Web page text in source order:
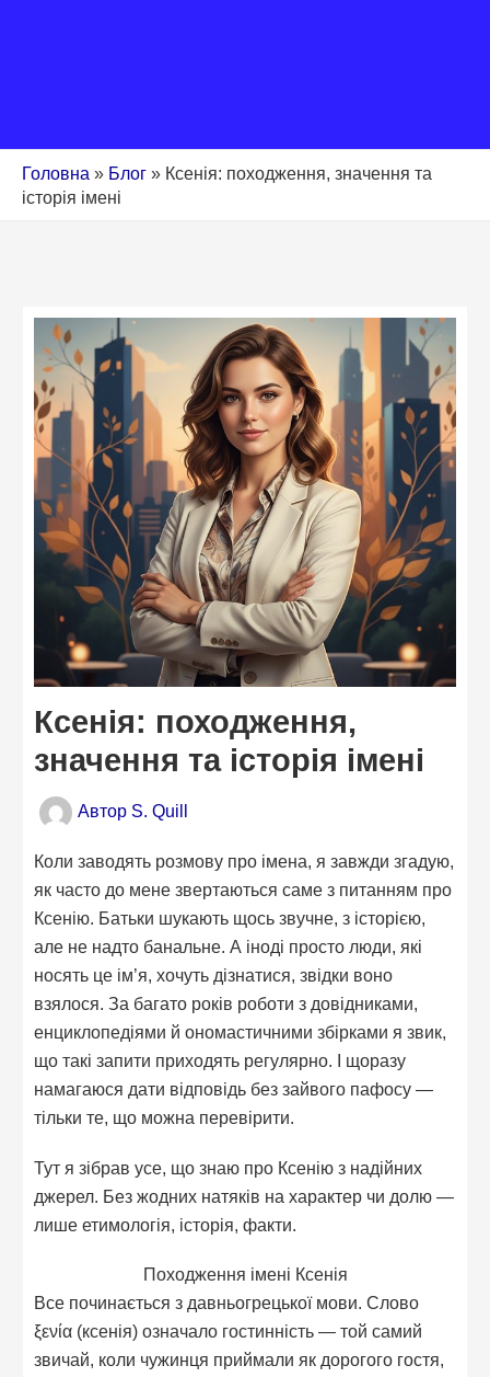
Головна » Блог » Ксенія: походження, значення та
історія імені
Ксенія: походження,
значення та історія імені
Автор S. Quill
Коли заводять розмову про імена, я завжди згадую,
як часто до мене звертаються саме з питанням про
Ксенію. Батьки шукають щось звучне, з історією,
але не надто банальне. А іноді просто люди, які
носять це ім’я, хочуть дізнатися, звідки воно
взялося. За багато років роботи з довідниками,
енциклопедіями й ономастичними збірками я звик,
що такі запити приходять регулярно. І щоразу
намагаюся дати відповідь без зайвого пафосу —
тільки те, що можна перевірити.
Тут я зібрав усе, що знаю про Ксенію з надійних
джерел. Без жодних натяків на характер чи долю —
лише етимологія, історія, факти.
Походження імені Ксенія
Все починається з давньогрецької мови. Слово
ξενία (ксенія) означало гостинність — той самий
звичай, коли чужинця приймали як дорогого гостя,